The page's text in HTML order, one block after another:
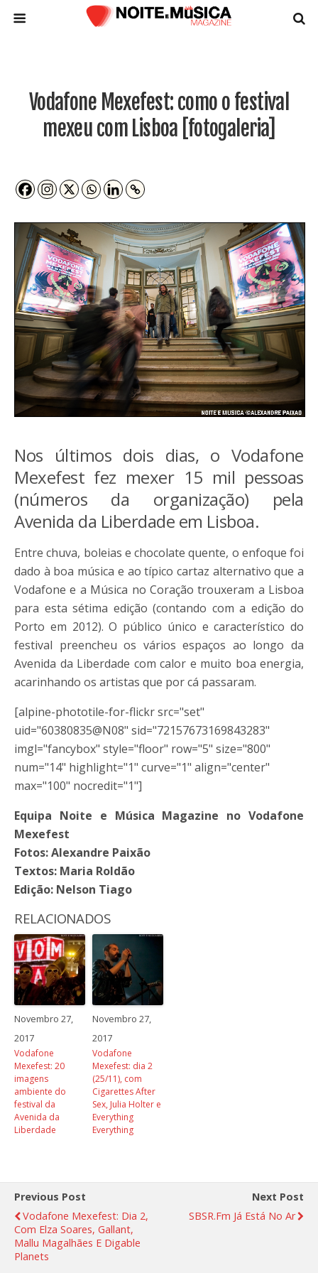
Vodafone Mexefest: como o festival
mexeu com Lisboa [fotogaleria]
Nos últimos dois dias, o Vodafone
Mexefest fez mexer 15 mil pessoas
(números da organização) pela
Avenida da Liberdade em Lisboa.
Entre chuva, boleias e chocolate quente, o enfoque foi
dado à boa música e ao típico cartaz alternativo que a
Vodafone e a Música no Coração trouxeram a Lisboa
para esta sétima edição (contando com a edição do
Porto em 2012). O público único e característico do
festival preencheu os vários espaços ao longo da
Avenida da Liberdade com calor e muito boa energia,
acarinhando os artistas que por cá passaram.
[alpine-phototile-for-flickr src="set"
uid="60380835@N08" sid="72157673169843283"
imgl="fancybox" style="floor" row="5" size="800"
num="14" highlight="1" curve="1" align="center"
max="100" nocredit="1"]
Equipa Noite e Música Magazine no Vodafone
Mexefest
Fotos: Alexandre Paixão
Textos: Maria Roldão
Edição: Nelson Tiago
RELACIONADOS
Novembro 27,
2017
Vodafone
Mexefest: 20
imagens
ambiente do
festival da
Avenida da
Liberdade
Novembro 27,
2017
Vodafone
Mexefest: dia 2
(25/11), com
Cigarettes After
Sex, Julia Holter e
Everything
Everything
Previous Post
Vodafone Mexefest: Dia 2,
Com Elza Soares, Gallant,
Mallu Magalhães E Digable
Planets
Next Post
SBSR.fm Já Está No Ar